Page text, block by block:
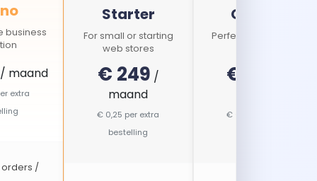
business
maand
extra
orders /
Starter
For small or starting
web stores
€ 249 /
maand
€ 0,25 per extra
bestelling
Growth
Perfect for SMB web
€ 449
€ 0,22 per extra